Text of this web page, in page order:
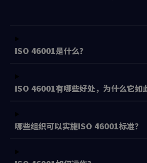
ISO 46001是什么？
ISO 46001有哪些好处，为什么它如
哪些组织可以实施ISO 46001标准？